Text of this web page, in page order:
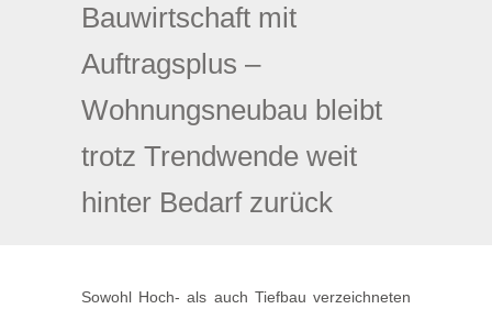
Bauwirtschaft mit
Auftragsplus –
Wohnungsneubau bleibt
trotz Trendwende weit
hinter Bedarf zurück
Sowohl Hoch- als auch Tiefbau verzeichneten